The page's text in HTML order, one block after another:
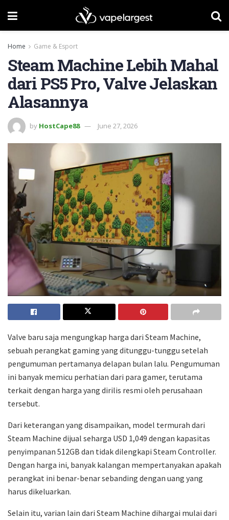
Home Game & Esport
Steam Machine Lebih Mahal
dari PS5 Pro, Valve Jelaskan
Alasannya
by HostCape88 June 27, 2026
Valve baru saja mengungkap harga dari Steam Machine,
sebuah perangkat gaming yang ditunggu-tunggu setelah
pengumuman pertamanya delapan bulan lalu. Pengumuman
ini banyak memicu perhatian dari para gamer, terutama
terkait dengan harga yang dirilis resmi oleh perusahaan
tersebut.
Dari keterangan yang disampaikan, model termurah dari
Steam Machine dijual seharga USD 1,049 dengan kapasitas
penyimpanan 512GB dan tidak dilengkapi Steam Controller.
Dengan harga ini, banyak kalangan mempertanyakan apakah
perangkat ini benar-benar sebanding dengan uang yang
harus dikeluarkan.
Selain itu, varian lain dari Steam Machine dihargai mulai dari